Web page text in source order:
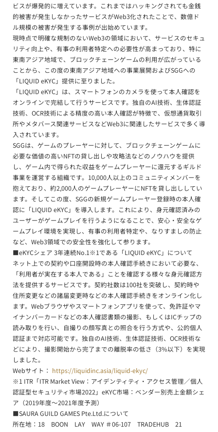
ビスが爆発的に増えています。これまではハッキングされても金銭
的被害が発生しなかったサービスがWeb3化されたことで、数億ド
ル規模の被害が発生する事例が出始めています。
現時点で明確な規制のないWeb3の領域において、サービスのセキュ
リティ向上や、有事の利用者特定への必要性が高まっており、特に
東南アジア地域で、ブロックチェーンゲームの利用が広がっている
ことから、この度の東南アジア地域への事業展開およびSGGへの
「LIQUID eKYC」提供に至りました。
「LIQUID eKYC」は、スマートフォンのカメラを使って本人確認を
オンラインで完結して行うサービスです。独自のAI技術、生体認証
技術、OCR技術による精度の高い本人確認が特徴で、仮想通貨取引
所やメタバース関連サービスなどWeb3に関連したサービスで多く導
入されています。
SGGは、ゲームのプレーヤーに対して、ブロックチェーンゲームに
必要な価値の高いNFTの貸し出しや攻略法などのノウハウを提供
し、ゲーム内で得られた収益をゲームプレーヤーに還元するギルド
事業を運営する組織です。10,000人以上のコミュニティメンバーを
抱えており、約2,000人のゲームプレーヤーにNFTを貸し出ししてい
ます。そしてこの度、SGGの新規ゲームプレーヤー登録時の本人確
認に「LIQUID eKYC」を導入します。これにより、身元確認済みの
ユーザーがゲームプレイを行うようになることで、安心・安全なゲ
ームプレイ環境を実現し、有事の利用者特定や、なりすましの防止
など、Web3領域での安全性を強化して参ります。
■eKYCシェア 3年連続No.1※1である「LIQUID eKYC」について
ネット上での契約や口座開設時の本人確認手続きにおいて必要な、
「利用者が実在する本人である」ことを確認する様々な身元確認方
法を提供するサービスです。契約社数は100社を突破し、契約時や
住所変更などの諸届変更時などの本人確認手続きをオンライン化し
ます。Webブラウザやスマートフォンアプリを使って、免許証やマ
イナンバーカードなどの本人確認書類の撮影、もしくはICチップの
読み取りを行い、自撮りの顔写真との照合を行う方式や、公的個人
認証まで対応可能です。独自のAI技術、生体認証技術、OCR技術な
どにより、撮影開始から完了までの離脱率の低さ（3%以下）を実現
しました。
Webサイト： https://liquidinc.asia/liquid-ekyc/
※1 ITR「ITR Market View：アイデンティティ・アクセス管理／個人
認証型セキュリティ市場2022」eKYC市場：ベンダー別売上金額シェ
ア（2019年度～2021年度予測）
■SAURA GUILD GAMES Pte.Ltd.について
所在地：18 BOON LAY WAY ＃06-107 TRADEHUB 21